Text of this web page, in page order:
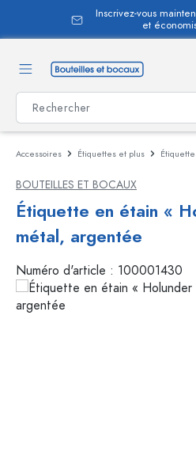
principal
Inscrivez-vous
et
Accessoires Étiquettes et plus
BOUTEILLES ET BOCAUX
Étiquette en étain «
métal, argentée
Numéro d'article : 100001430